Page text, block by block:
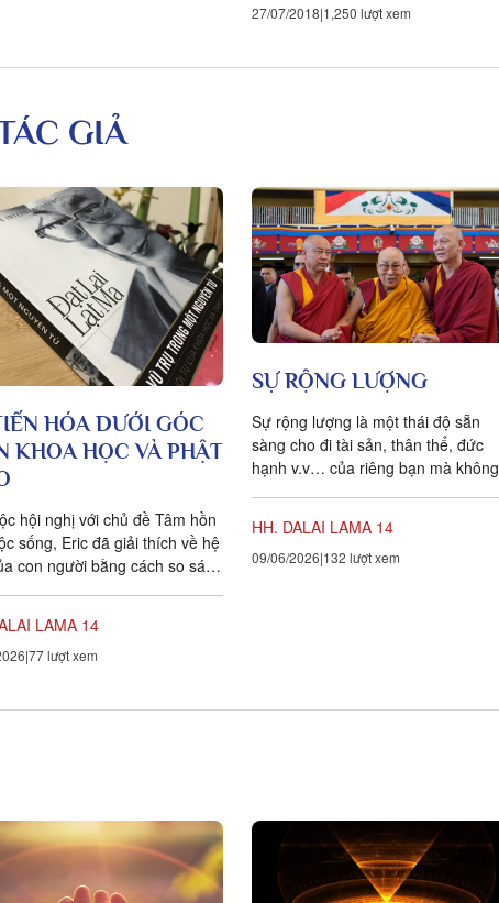
27/07/2018 1,250 lượt xem
GIẢ
HÓA DƯỚI GÓC
KHOA HỌC VÀ PHẬT
hội nghị với chủ đề Tâm hồn
sống, Eric đã giải thích về hệ
con người bằng cách so sánh
LAMA 14
77 lượt xem
SỰ RỘNG LƯỢNG
Sự rộng lượng là một thái độ sẵn
sàng cho đi tài sản, thân thể, đức
hạnh v.v… của riêng bạn mà không
HH. DALAI LAMA 14
09/06/2026 132 lượt xem